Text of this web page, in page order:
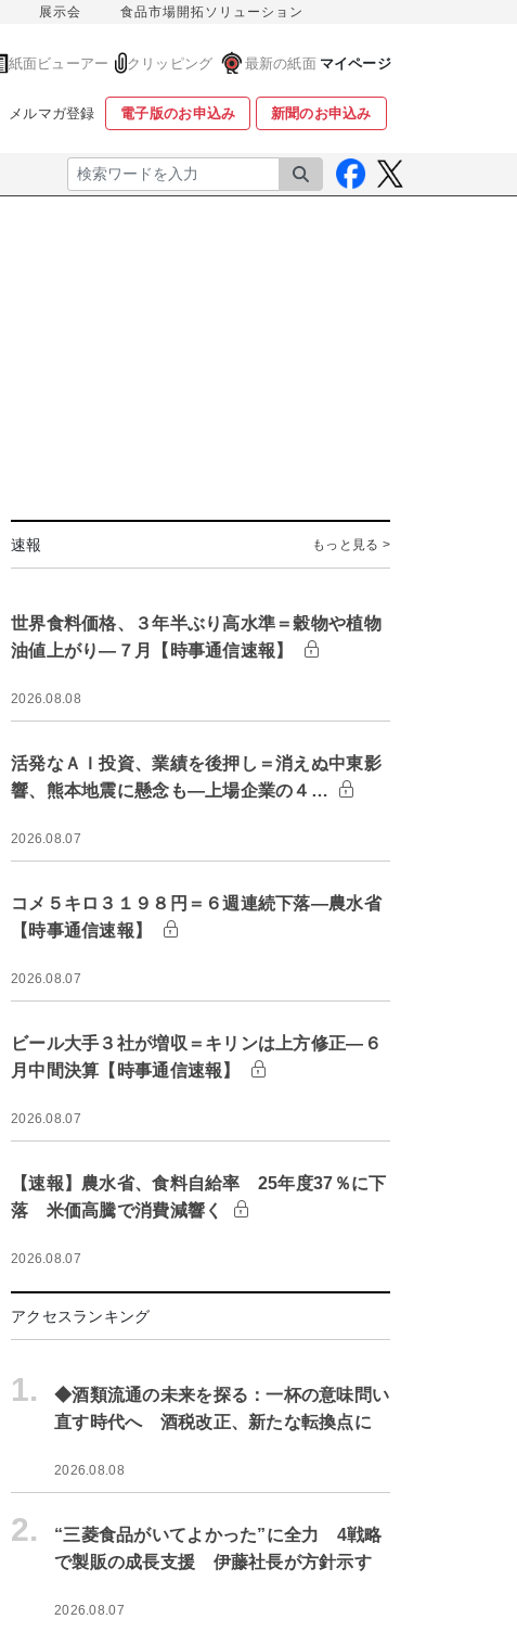
展示会 食品市場開拓ソリューション
紙面ビューアー クリッピング 最新の紙面 マイページ
メルマガ登録 電子版のお申込み 新聞のお申込み
検索
速報 もっと見る >
世界食料価格、３年半ぶり高水準＝穀物や植物
油値上がり―７月【時事通信速報】
2026.08.08
活発なＡＩ投資、業績を後押し＝消えぬ中東影
響、熊本地震に懸念も―上場企業の４…
2026.08.07
コメ５キロ３１９８円＝６週連続下落―農水省
【時事通信速報】
2026.08.07
ビール大手３社が増収＝キリンは上方修正―６
月中間決算【時事通信速報】
2026.08.07
【速報】農水省、食料自給率 25年度37％に下
落 米価高騰で消費減響く
2026.08.07
アクセスランキング
1.
◆酒類流通の未来を探る：一杯の意味問い
直す時代へ 酒税改正、新たな転換点に
2026.08.08
2.
“三菱食品がいてよかった”に全力 4戦略
で製販の成長支援 伊藤社長が方針示す
2026.08.07